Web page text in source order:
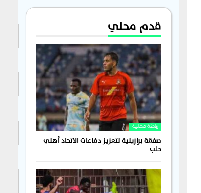
قدم محلي
رياضة محلية
صفقة برازيلية لتعزيز دفاعات الاتحاد أهلي
حلب